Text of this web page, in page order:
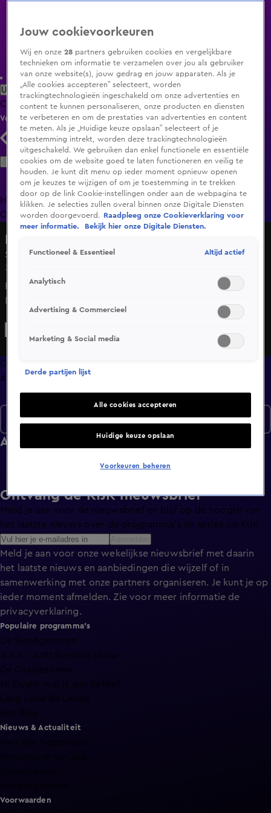
Uitzending Gemist Populaire programma's Zenders Genres
ClipsFilmsRadioSmart TV inlogShop
Volg KIJK
Zoeken
HomeUitzending Gemist Programma's De Bondgenoten
OranjezomerLivestreamsShop
Seizoen 2, aflevering 3
30 okt 2022, 17:01
Bekijk aflevering 3 van Design Secrets uit seizoen 2 hier.
Deze aflevering is uitgezonden op 30 oktober, 17:01 uur bij
SBS6. Design Secrets is een Lifestyle programma en is
Overzicht
Afleveringen
Afleveringen
Seizoen 2
Ontvang de KIJK-nieuwsbrief
Meld je aan voor de nieuwsbrief en blijf op de hoogte van
het laatste nieuws over de programma’s en series op KIJK.
Meld je aan voor onze wekelijkse nieuwsbrief met daarin
het laatste nieuws en aanbiedingen die wijzelf of in
samenwerking met onze partners organiseren. Je kunt je op
ieder moment afmelden. Zie voor meer informatie de
privacyverklaring.
Populaire programma's
De Bondgenoten
A.S.S. - Anti Survival Show
De Oranjezomer
Mi Dushi: wat is dan liefde?
Lang Leve de Liefde
Het Blok
Nieuws & Actualiteit
Voorwaarden
Jouw cookievoorkeuren
Wij en onze28 partners gebruiken cookies en vergelijkbare
technieken om informatie te verzamelen over jou als gebruiker
van onze website(s), jouw gedrag en jouw apparaten. Als je
„Alle cookies accepteren” selecteert, worden
trackingtechnologieën ingeschakeld om onze advertenties en
content te kunnen personaliseren, onze producten en diensten
te verbeteren en om de prestaties van advertenties en content
te meten. Als je „Huidige keuze opslaan” selecteert of je
toestemming intrekt, worden deze trackingtechnologieën
uitgeschakeld. We gebruiken dan enkel functionele en essentiële
cookies om de website goed te laten functioneren en veilig te
houden. Je kunt dit menu op ieder moment opnieuw openen
om je keuzes te wijzigen of om je toestemming in te trekken
door op de link Cookie-instellingen onder aan de webpagina te
klikken. Je selecties zullen overal binnen onze Digitale Diensten
worden doorgevoerd.
Raadpleeg onze Cookieverklaring voor
meer informatie.
Bekijk hier onze Digitale Diensten.
Functioneel & Essentieel Altijd actief
Analytisch
Advertising & Commercieel
Marketing & Social media
Derde partijen lijst
Alle cookies accepteren
Huidige keuze opslaan
Voorkeuren beheren